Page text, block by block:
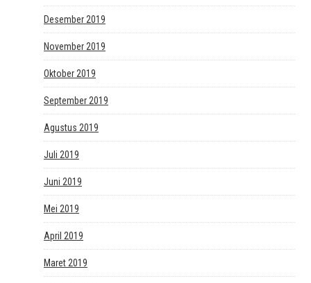
Desember 2019
November 2019
Oktober 2019
September 2019
Agustus 2019
Juli 2019
Juni 2019
Mei 2019
April 2019
Maret 2019